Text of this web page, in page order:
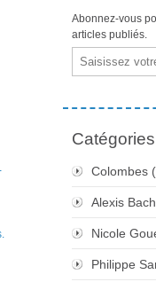
Abonnez-vous
articles publiés.
Email
Catégories
Colombes
Alexis
Nicole
Philippe